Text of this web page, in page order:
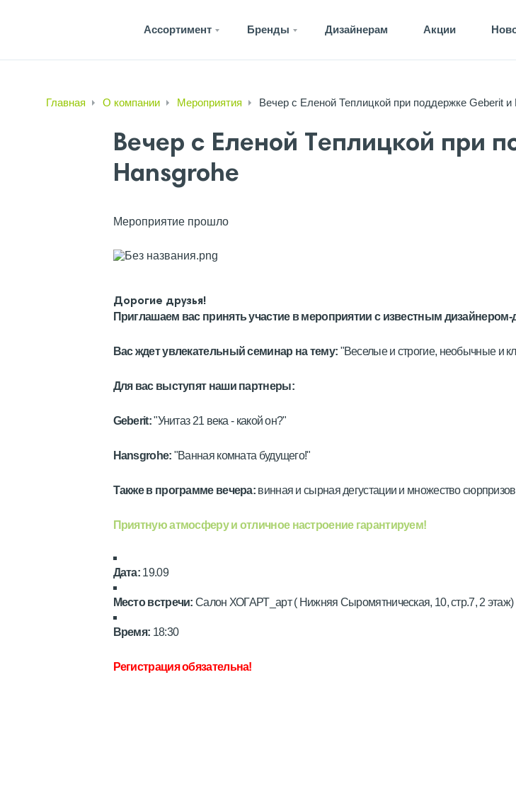
Ассортимент Бренды Дизайнерам Акции
Главная О компании Мероприятия Вечер с Еленой Теплицкой при поддержке Geberit и
Вечер с Еленой Теплицкой при
Hansgrohe
Мероприятие прошло
Дорогие друзья!
Приглашаем вас принять участие в мероприятии с известным
Вас ждет увлекательный семинар на тему: "Веселые и строгие, необычные и
Для вас выступят наши партнеры:
Geberit:"Унитаз 21 века - какой он?"
Hansgrohe: "Ванная комната будущего!"
Также в программе вечера: винная и сырная дегустации и множество
Приятную атмосферу и отличное настроение гарантируем!
Дата: 19.09
Место встречи: Салон ХОГАРТ_арт ( Нижняя Сыромятническая, 10, стр.7, 2 этаж)
Время: 18:30
Регистрация обязательна!